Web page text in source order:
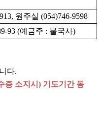
원주실 (054)746-9598
93 (예금주 : 불국사)
다.
증 소지시 ) 기도기간 동